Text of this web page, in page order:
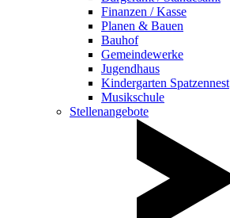
Finanzen / Kasse
Planen & Bauen
Bauhof
Gemeindewerke
Jugendhaus
Kindergarten Spatzennest
Musikschule
Stellenangebote